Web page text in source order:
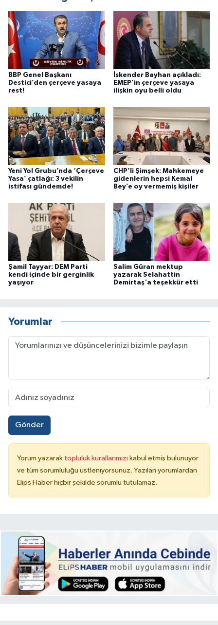
BBP Genel Başkanı
Destici’den çerçeve yasaya
rest!
İskender Bayhan açıkladı:
EMEP’in çerçeve yasaya
ilişkin oyu belli oldu
Yeni Yol Grubu’nda ‘Çerçeve
Yasa’ çatlağı: 3 vekilin
istifası gündemde!
CHP’li Şimşek: Mahkemeye
gidenlerin hepsi Kemal
Bey’e oy vermemiş kişiler
Şamil Tayyar: DEM Parti
kendi içinde bir gerginlik
yaşıyor
Salim Güran mektup
yazarak Selahattin
Demirtaş'a teşekkür etti
Yorumlar
Gönder
Yorum yazarak topluluk kurallarımızı kabul etmiş bulunuyor
ve tüm sorumluluğu üstleniyorsunuz. Yazılan yorumlardan
Elips Haber hiçbir şekilde sorumlu tutulamaz.